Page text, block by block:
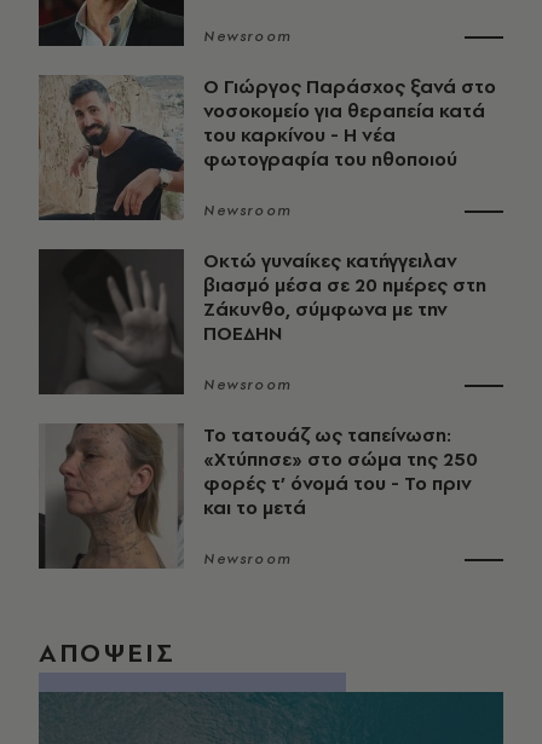
Newsroom
O Γιώργος Παράσχος ξανά στο
νοσοκομείο για θεραπεία κατά
του καρκίνου - Η νέα
φωτογραφία του ηθοποιού
Newsroom
Οκτώ γυναίκες κατήγγειλαν
βιασμό μέσα σε 20 ημέρες στη
Ζάκυνθο, σύμφωνα με την
ΠΟΕΔΗΝ
Newsroom
Το τατουάζ ως ταπείνωση:
«Χτύπησε» στο σώμα της 250
φορές τ’ όνομά του - Το πριν
και το μετά
Newsroom
ΑΠΟΨΕΙΣ